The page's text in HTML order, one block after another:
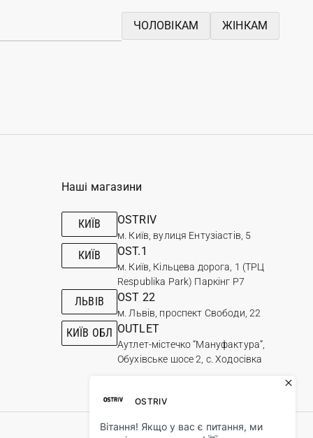
ЧОЛОВІКАМ ЖІНКАМ
Наші магазини
КИЇВ OSTRIV
м. Київ, вулиця Ентузіастів, 5
КИЇВ OST.1
м. Київ, Кільцева дорога, 1 (ТРЦ
Respublika Park) Паркінг Р7
ЛЬВІВ OST 22
м. Львів, проспект Свободи, 22
КИЇВ ОБЛ OUTLET
Аутлет-містечко “Мануфактура”,
Обухівське шосе 2, с. Ходосівка